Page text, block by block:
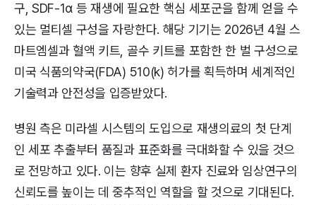
구, SDF-1α 등 재생에 필요한 핵심 세포군을 함께 얻을 수
있는 멀티셀 구성을 자랑한다. 해당 기기는 2026년 4월 스
마트엠셀과 혈액 키트, 골수 키트를 포함한 한 벌 구성으로
미국 식품의약국(FDA) 510(k) 허가를 획득하며 세계적인
기술력과 안전성을 입증받았다.
병원 측은 미라셀 시스템의 도입으로 재생의료의 첫 단계
인 세포 추출부터 품질과 표준화를 극대화할 수 있을 것으
로 전망하고 있다. 이는 향후 실제 환자 진료와 임상연구의
신뢰도를 높이는 데 중추적인 역할을 할 것으로 기대된다.